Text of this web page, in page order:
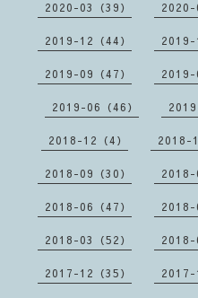
2020-03（39） 2020-
2019-12（44） 2019-
2019-09（47） 2019-
2019-06（46）
2018-12（4） 2018-
2018-09（30） 2018-
2018-06（47） 2018-
2018-03（52） 2018-
2017-12（35） 2017-